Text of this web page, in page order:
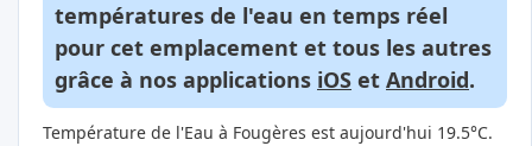
températures de l'eau en temps réel
pour cet emplacement et tous les autres
grâce à nos applications iOS et Android.
Température de l'Eau à Fougères est aujourd'hui 19.5°C.